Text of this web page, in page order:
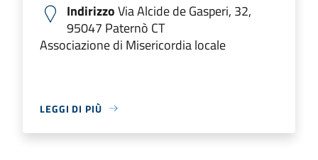
IndirizzoVia Alcide de Gasperi, 32,
95047 Paternò CT
Associazione di Misericordia locale
LEGGI DI PIÙ